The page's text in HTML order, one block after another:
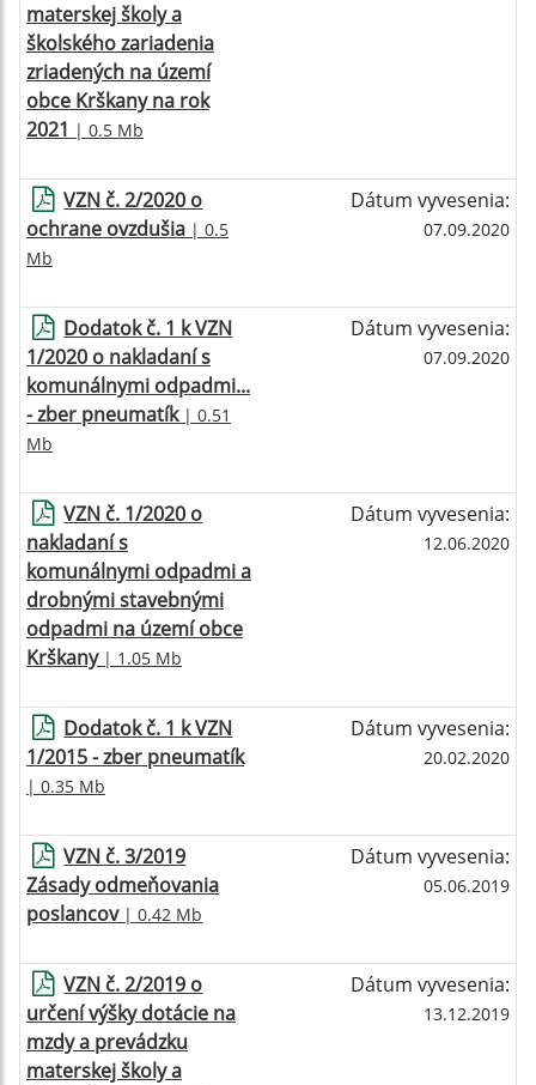
materskej školy a
školského zariadenia
zriadených na území
obce Krškany na rok
2021 | 0.5 Mb
VZN č. 2/2020 o
ochrane ovzdušia | 0.5
Mb
Dátum vyvesenia:
07.09.2020
Dodatok č. 1 k VZN
1/2020 o nakladaní s
komunálnymi odpadmi...
- zber pneumatík| 0.51
Mb
Dátum vyvesenia:
07.09.2020
VZN č. 1/2020 o
nakladaní s
komunálnymi odpadmi a
drobnými stavebnými
odpadmi na území obce
Krškany| 1.05 Mb
Dátum vyvesenia:
12.06.2020
Dodatok č. 1 k VZN
1/2015 - zber pneumatík
| 0.35 Mb
Dátum vyvesenia:
20.02.2020
VZN č. 3/2019
Zásady odmeňovania
poslancov| 0.42 Mb
Dátum vyvesenia:
05.06.2019
VZN č. 2/2019 o
určení výšky dotácie na
mzdy a prevádzku
materskej školy a
Dátum vyvesenia:
13.12.2019